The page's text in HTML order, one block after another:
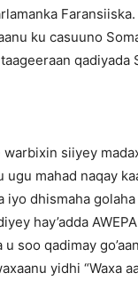
ku casuuno
qadiyada
siiyey
ugu mahad naqay
iyo dhismaha
hay’adda
u soo qadimay
yidhi “Waxa